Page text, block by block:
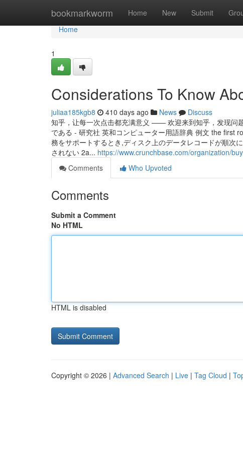
bookmarkworm Home New Submit
Home
Home
1
Considerations To Know
juliaa185kgb8 410 days ago News
Discuss
知乎，让每一次点击都充满意义 —— 欢迎来到知乎，发现问
である - 研究社 英和コンピューター用語辞典 例文 the first
務をサポートするとき,ディスク上のデータレコードが順次
されない 2a... https://www.crunchbase.com/organization/
Comments
Who Upvoted
Comments
Submit a Comment
No HTML
HTML is disabled
Copyright © 2026 | Advanced Search | Live | Tag Cloud |